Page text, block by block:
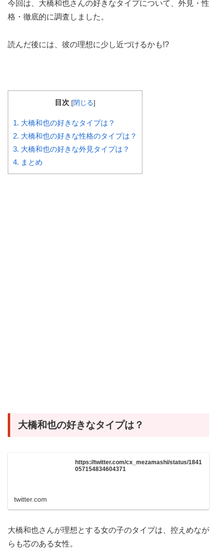
今回は、大橋和也さんの好きなタイプについて、外見・性
格・徹底的に調査しました。
読んだ後には、彼の理想に少し近づけるかも!?
目次 [閉じる]
1. 大橋和也の好きなタイプは？
2. 大橋和也の好きな性格のタイプは？
3. 大橋和也の好きな外見タイプは？
4. まとめ
大橋和也の好きなタイプは？
https://twitter.com/cx_mezamashi/status/1841
057154834604371
twitter.com
大橋和也さんが理想とする女の子のタイプは、控えめなが
らも芯のある女性。